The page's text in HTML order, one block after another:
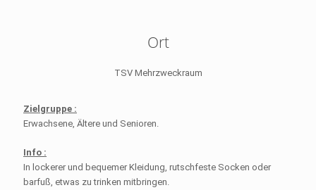
Ort
TSV Mehrzweckraum
Zielgruppe :
Erwachsene, Ältere und Senioren.
Info :
In lockerer und bequemer Kleidung, rutschfeste Socken oder
barfuß, etwas zu trinken mitbringen.